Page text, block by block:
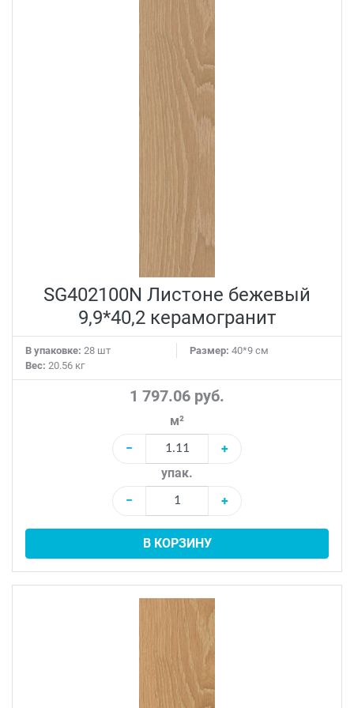
стандарту качества и превосходным техническим
характеристикам покрытие сохранит первозданный
вид и не потеряет своих качеств на протяжении всего
SG402100N Листоне бежевый
9,9*40,2 керамогранит
В упаковке: 28 шт Размер: 40*9 см
Вес: 20.56 кг
1 797.06 руб.
м²
−
+
упак.
−
+
В КОРЗИНУ